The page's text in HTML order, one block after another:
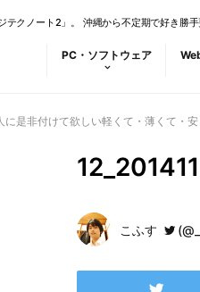
クノート2」。 沖縄から不定期で好き勝手
PC・ソフトウェア
に是非付けて欲しい軽くて・薄くて・
こふす